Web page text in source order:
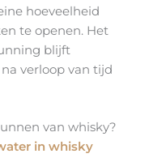
hoeveelheid
te openen. Het
blijft
verloop van tijd
van whisky?
in whisky